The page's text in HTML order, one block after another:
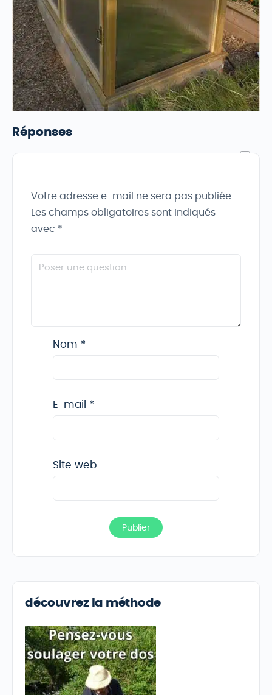
Réponses
Votre adresse e-mail ne sera pas publiée.
Les champs obligatoires sont indiqués
avec *
Nom *
E-mail *
Site web
découvrez la méthode